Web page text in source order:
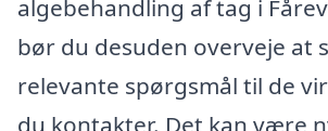
algebehandling af tag i
bør du desuden overveje at
relevante spørgsmål til de
du kontakter. Det kan være